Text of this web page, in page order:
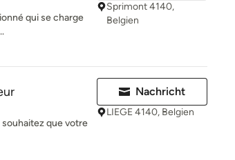
qui se charge
Sprimont 4140,
Belgien
souhaitez que votre
Nachricht
LIEGE 4140, Belgien